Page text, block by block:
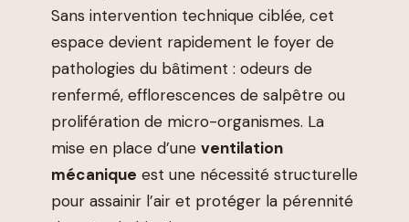
Sans intervention technique ciblée, cet
espace devient rapidement le foyer de
pathologies du bâtiment : odeurs de
renfermé, efflorescences de salpêtre ou
prolifération de micro-organismes. La
mise en place d’une ventilation
mécanique est une nécessité structurelle
pour assainir l’air et protéger la pérennité